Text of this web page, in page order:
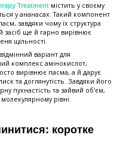
Treatment містить у своєму
у ананасах. Такий компонент
завдяки чому їх структура
засіб ще й гарно вирівнює
щільності.
варіант для
комплекс амінокислот,
вирівнює пасма, а й дарує
та доглянутість. Завдяки його
пухнастість та зайвий об'єм,
рівні.
коротке